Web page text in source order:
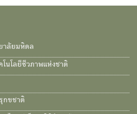
าลัยมหิดล
นโลยีชีวภาพแห่งชาติ
กขชาติ